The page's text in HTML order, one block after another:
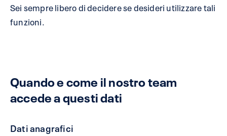
Sei sempre libero di decidere se desideri utilizzare tali
funzioni.
Quando e come il nostro team
accede a questi dati
Dati anagrafici